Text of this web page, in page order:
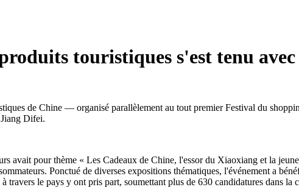
touristiques s'est tenu
de Chine — organisé parallèlement au tout premier Festival du
Difei.
avait pour thème « Les Cadeaux de Chine, l'essor du Xiaoxiang et la
Ponctué de diverses expositions thématiques, l'événement a
travers le pays y ont pris part, soumettant plus de 630 candidatures dans